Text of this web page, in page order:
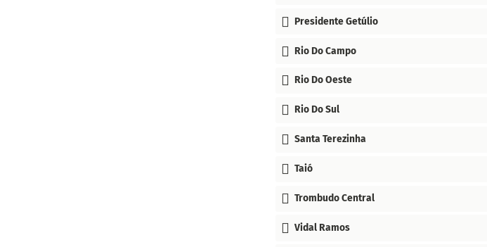
Presidente Getúlio
Rio Do Campo
Rio Do Oeste
Rio Do Sul
Santa Terezinha
Taió
Trombudo Central
Vidal Ramos